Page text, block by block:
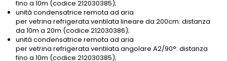
fino a 10m (codice 212030385);
unità condensatrice remota ad aria
per vetrina refrigerata ventilata lineare da 200cm: distanza
da 10m a 20m (codice 212030386);
unità condensatrice remota ad aria
per vetrina refrigerata ventilata angolare A2/90°: distanza
fino a 10m (codice 212030385);